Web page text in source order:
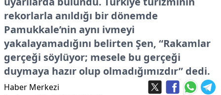
rekorlarla anıldığı bir dönemde
Pamukkale’nin aynı ivmeyi
yakalayamadığını belirten Şen, “Rakamlar
gerçeği söylüyor; mesele bu gerçeği
duymaya hazır olup olmadığımızdır” dedi.
Haber Merkezi